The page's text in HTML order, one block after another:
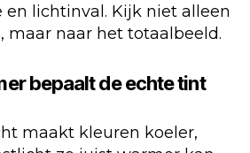
lichtinval. Kijk niet alleen
maar naar het totaalbeeld.
bepaalt de echte tint
maakt kleuren koeler,